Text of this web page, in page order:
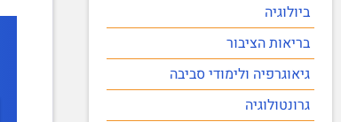
ביולוגיה
בריאות הציבור
גיאוגרפיה ולימודי סביבה
גרונטולוגיה